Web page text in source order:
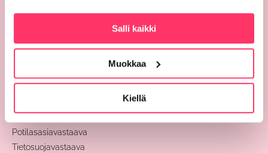
Salli kaikki
Muokkaa
Kiellä
Palaute
Ohjeet ja lomakkeet
Potilasasiakirjapyyntö
Rekisteritietojen korjaamisvaatimus
Potilasasiavastaava
Tietosuojavastaava